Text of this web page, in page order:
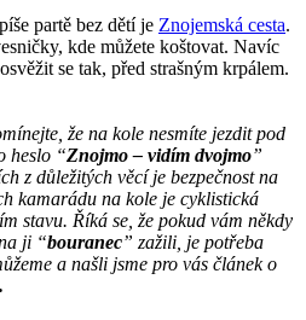
partě bez dětí je Znojemská cesta.
kde můžete koštovat. Navíc
se tak, před strašným krpálem.
že na kole nesmíte jezdit pod
heslo “Znojmo – vidím dvojmo”
z důležitých věcí je bezpečnost na
kamarádu na kole je cyklistická
stavu. Říká se, že pokud vám někdy
ji “bouranec” zažili, je potřeba
a našli jsme pro vás článek o
.